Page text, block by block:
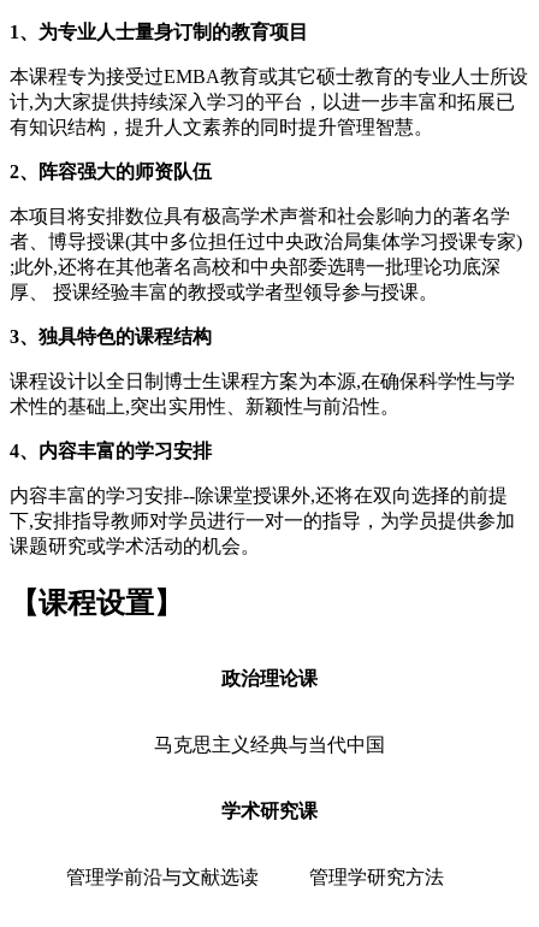
1、 为专业人士量身订制的教育项目
本课程专为接受过EMBA教育或其它硕士教育的专业人士所设
计,为大家提供持续深入学习的平台，以进一步丰富和拓展已
有知识结构，提升人文素养的同时提升管理智慧。
2、阵容强大的师资队伍
本项目将安排数位具有极高学术声誉和社会影响力的著名学
者、博导授课(其中多位担任过中央政治局集体学习授课专家)
;此外,还将在其他著名高校和中央部委选聘一批理论功底深
厚、 授课经验丰富的教授或学者型领导参与授课。
3、独具特色的课程结构
课程设计以全日制博士生课程方案为本源,在确保科学性与学
术性的基础上,突出实用性、新颖性与前沿性。
4、内容丰富的学习安排
内容丰富的学习安排--除课堂授课外,还将在双向选择的前提
下,安排指导教师对学员进行一对一的指导，为学员提供参加
课题研究或学术活动的机会。
【课程设置】
政治理论课
马克思主义经典与当代中国
学术研究课
管理学前沿与文献选读 管理学研究方法